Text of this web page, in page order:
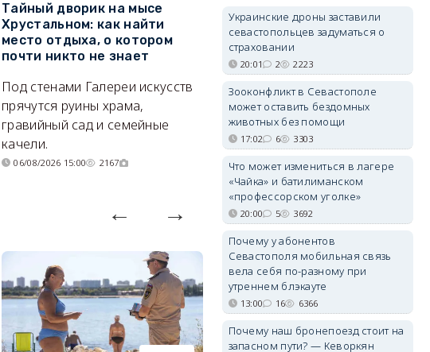
Тайный дворик на мысе
Хрустальном: как найти
место отдыха, о котором
почти никто не знает
Под стенами Галереи искусств
прячутся руины храма,
гравийный сад и семейные
качели.
06/08/2026 15:00 2167
заработать 100 тысяч в
месяц
А где — несоизмеримо меньше.
06/08/2026 10:02 3779
Украинские дроны заставили
севастопольцев задуматься о
страховании
20:01 2 2223
Зооконфликт в Севастополе
может оставить бездомных
животных без помощи
17:02 6 3303
Что может измениться в лагере
«Чайка» и батилиманском
«профессорском уголке»
20:00 5 3692
Почему у абонентов
Севастополя мобильная связь
вела себя по-разному при
утреннем блэкауте
13:00 16 6366
Почему наш бронепоезд стоит на
запасном пути? — Кеворкян